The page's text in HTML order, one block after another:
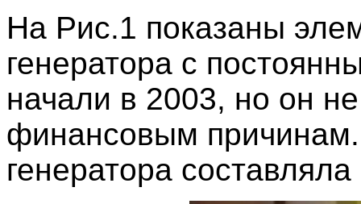
На Рис.1 показаны
генератора с
начали в 2003, но он
финансовым
генератора